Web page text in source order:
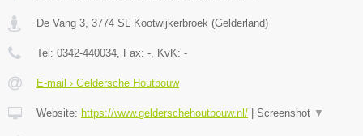
De Vang 3 3774 SL Kootwijkerbroek (Gelderland)
Tel: 0342-440034 , Fax: - , KvK: -
E-mail › Geldersche Houtbouw
Website: https://www.gelderschehoutbouw.nl/ | Screenshot ▼